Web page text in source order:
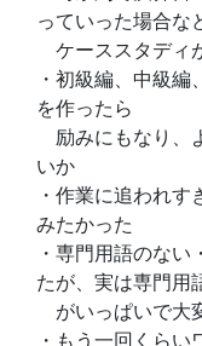
っていった場合な
ケーススタディ
・初級編、中級
を作ったら
励みにもなり、
いか
・作業に追われ
みたかった
・専門用語のな
たが、実は専門用
がいっぱいで大
・もう一回くら